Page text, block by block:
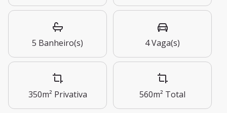
5 Banheiro(s) 4Vaga(s)
350m² Privativa 560m² Total